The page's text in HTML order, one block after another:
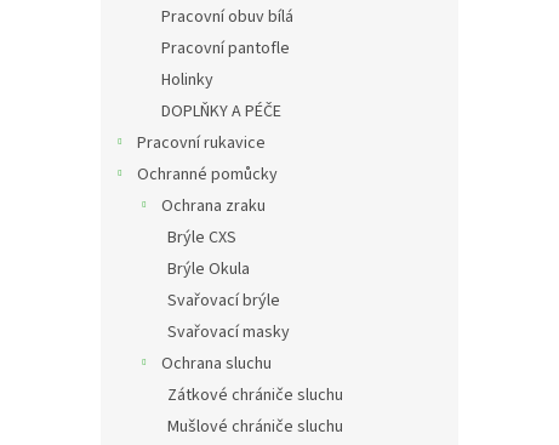
Pracovní obuv bílá
Pracovní pantofle
Holinky
DOPLŇKY A PÉČE
Pracovní rukavice
Ochranné pomůcky
Ochrana zraku
Brýle CXS
Brýle Okula
Svařovací brýle
Svařovací masky
Ochrana sluchu
Zátkové chrániče sluchu
Mušlové chrániče sluchu